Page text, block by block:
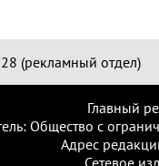
(рекламный отдел)
Главный
Общество с
Адрес